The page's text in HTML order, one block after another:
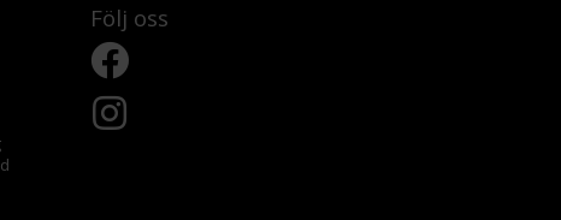
Följ oss